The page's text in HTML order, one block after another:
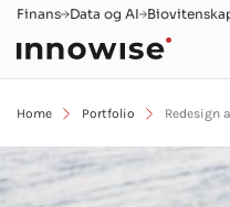
Finans Data og AI
Home Portfolio Redesign